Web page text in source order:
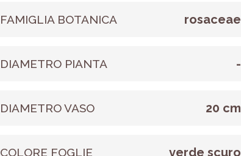
FAMIGLIA BOTANICA rosaceae
DIAMETRO PIANTA -
DIAMETRO VASO 20 cm
COLORE FOGLIE verde scuro